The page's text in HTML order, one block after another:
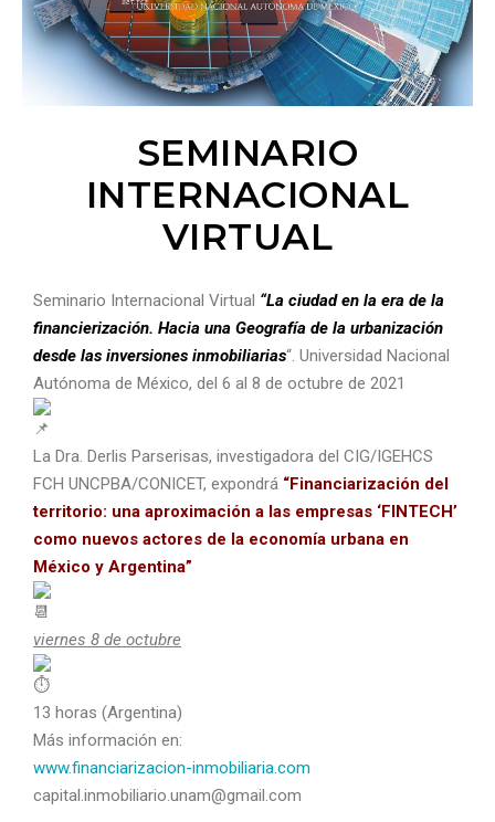
SEMINARIO
INTERNACIONAL
VIRTUAL
Seminario Internacional Virtual “La ciudad en la era de la
financierización. Hacia una Geografía de la urbanización
desde las inversiones inmobiliarias“. Universidad Nacional
Autónoma de México, del 6 al 8 de octubre de 2021
La Dra. Derlis Parserisas, investigadora del CIG/IGEHCS
FCH UNCPBA/CONICET, expondrá “Financiarización del
territorio: una aproximación a las empresas ‘FINTECH’
como nuevos actores de la economía urbana en
México y Argentina”
viernes 8 de octubre
13 horas (Argentina)
Más información en:
www.financiarizacion-inmobiliaria.com
capital.inmobiliario.unam@gmail.com